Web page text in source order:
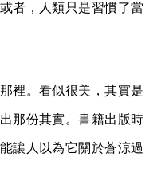
者，人類只是習慣了當
裡。看似很美，其實是
那份其實。書籍出版時
讓人以為它關於蒼涼過